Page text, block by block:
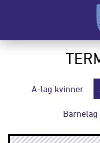
A-lag kvinner
Barnelag